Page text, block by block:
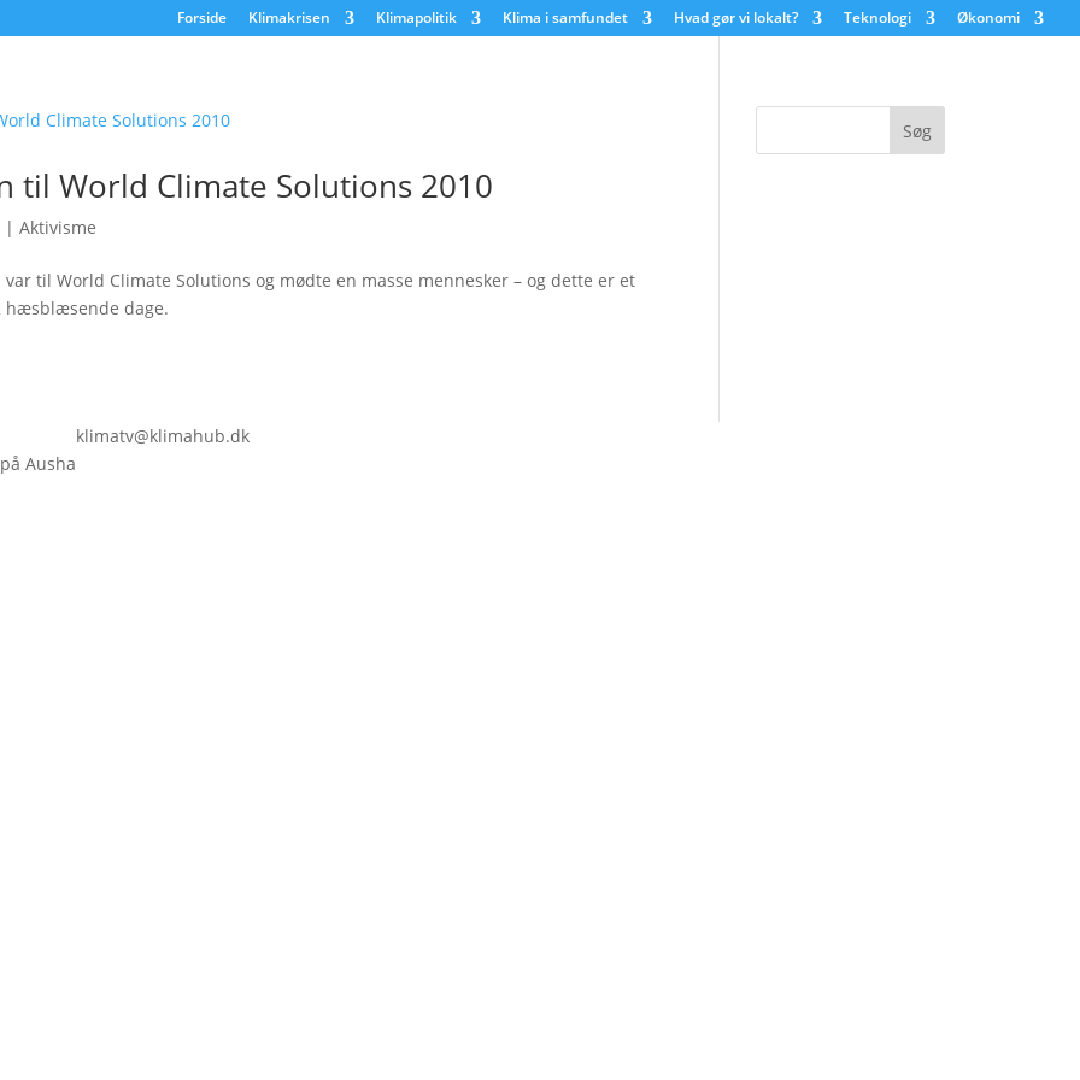
Forside Klimakrisen Klimapolitik Klima i samfundet Hvad gør vi lokalt? Teknologi Økonomi
til World Climate Solutions 2010
| Aktivisme
til World Climate Solutions og mødte en masse mennesker – og dette er et
hæsblæsende dage.
Ausha
klimatv@klimahub.dk